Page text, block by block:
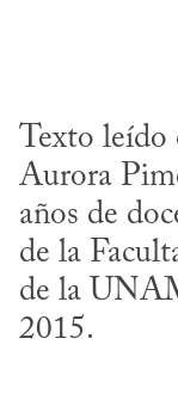
Texto leído
Aurora
años de
de la
de la
2015.